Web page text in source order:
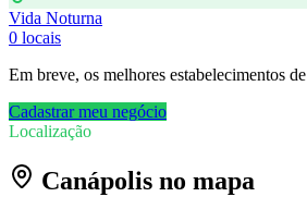
Vida Noturna
0 locais
Em breve, os melhores estabelecimentos de
Cadastrar meu negócio
Localização
Canápolis no mapa